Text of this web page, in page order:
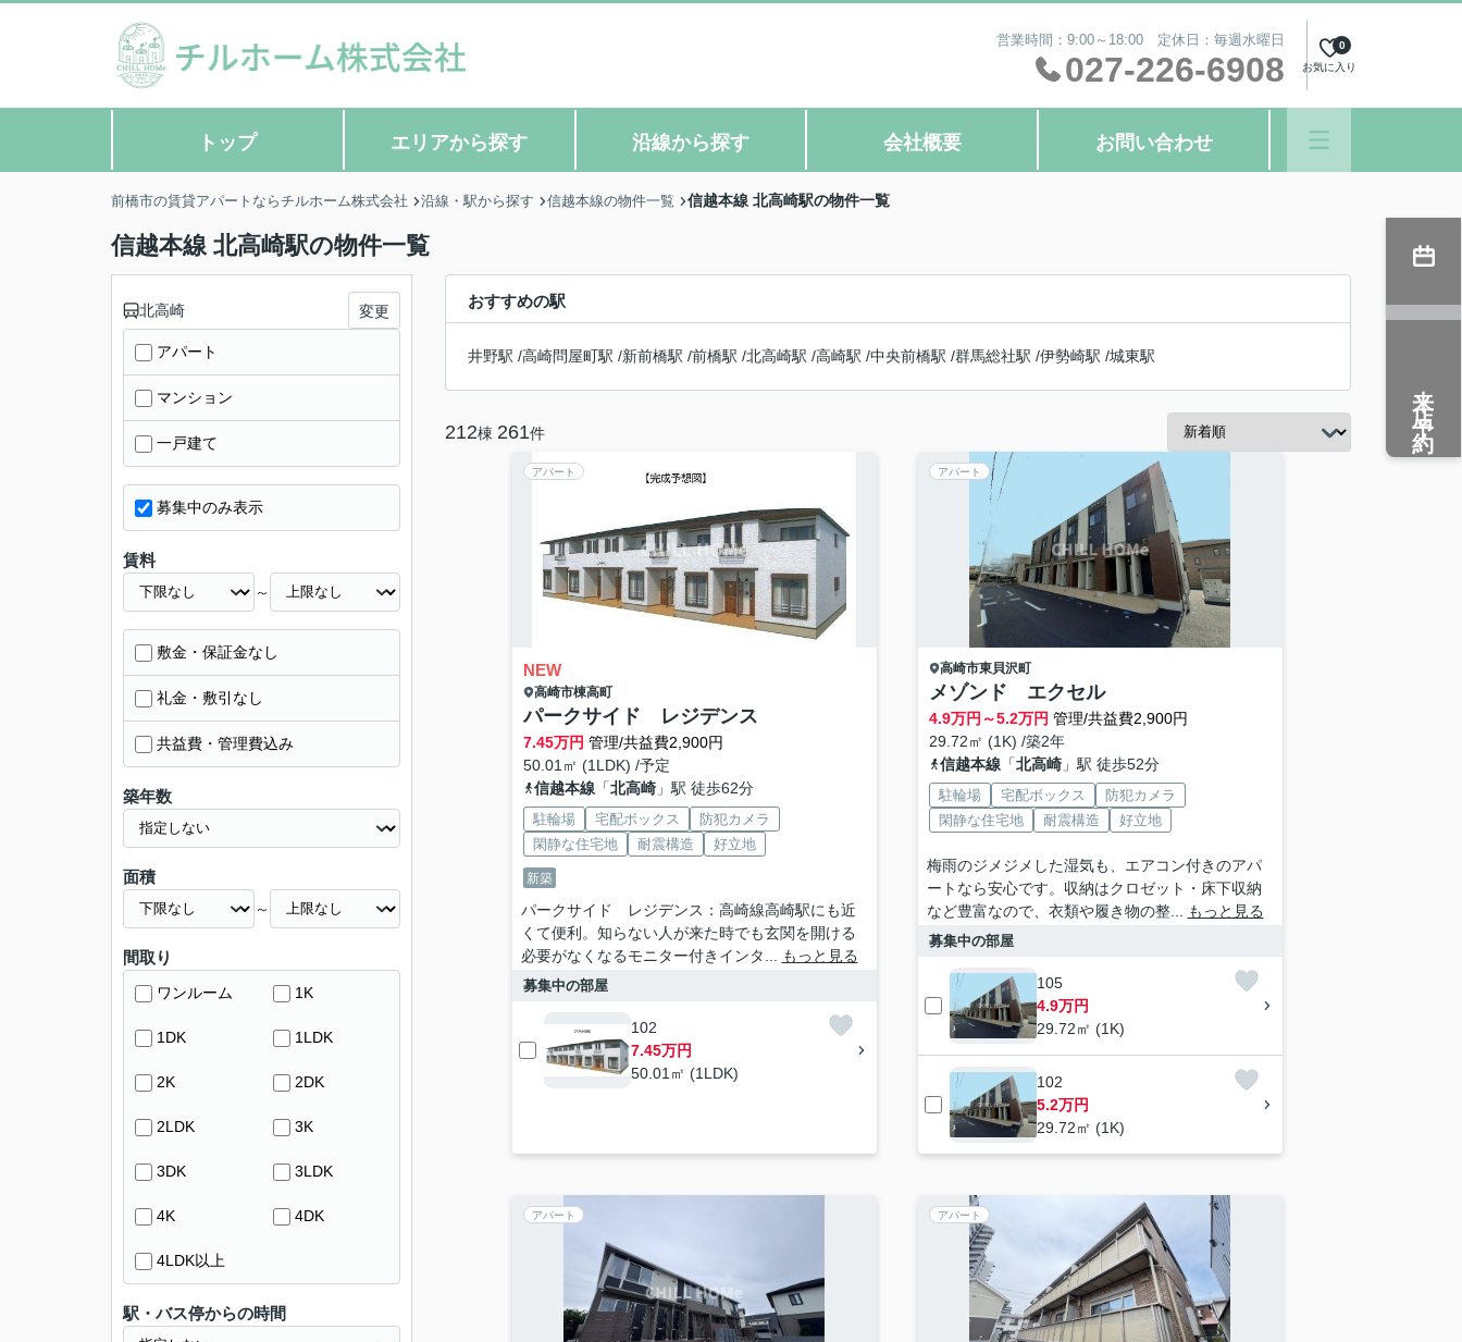
営業時間：9:00～18:00 定休日：毎週水曜日
027-226-6908 お気に入り
0
トップ エリアから探す 沿線から探す 会社概要 お問い合わせ
前橋市の賃貸アパートならチルホーム株式会社 沿線・駅から探す 信越本線の物件一覧 信越本線 北高崎駅の物件一覧
信越本線 北高崎駅の物件一覧
おすすめの駅
井野駅 /高崎問屋町駅 /新前橋駅 /前橋駅 /北高崎駅 /高崎駅 /中央前橋駅 /群馬総社駅 /伊勢崎駅 /城東駅
212棟 261件
アパート
NEW
高崎市棟高町
パークサイド レジデンス
7.45万円 管理/共益費2,900円
50.01㎡ (1LDK) /予定
信越本線「北高崎」駅 徒歩62分
駐輪場 宅配ボックス
防犯カメラ
閑静な住宅地
耐震構造 好立地
新築
パークサイド レジデンス：高崎線高崎駅にも近
くて便利。知らない人が来た時でも玄関を開ける
必要がなくなるモニター付きインタ...
もっと見る
募集中の部屋
102
7.45万円
50.01㎡ (1LDK)
アパート
高崎市東貝沢町
メゾンド エクセル
4.9万円～5.2万円 管理/共益費2,900円
29.72㎡ (1K) /築2年
信越本線「北高崎」駅 徒歩52分
駐輪場 宅配ボックス
防犯カメラ
閑静な住宅地
耐震構造 好立地
梅雨のジメジメした湿気も、エアコン付きのアパ
ートなら安心です。収納はクロゼット・床下収納
など豊富なので、衣類や履き物の整...
もっと見る
募集中の部屋
105
4.9万円
29.72㎡ (1K)
102
5.2万円
29.72㎡ (1K)
アパート アパート
北高崎 変更
アパート
マンション
一戸建て
募集中のみ表示
賃料
～
敷金・保証金なし
礼金・敷引なし
共益費・管理費込み
築年数
面積
～
間取り
ワンルーム 1K
1DK 1LDK
2K 2DK
2LDK 3K
3DK 3LDK
4K 4DK
4LDK以上
駅・バス停からの時間
来店予約